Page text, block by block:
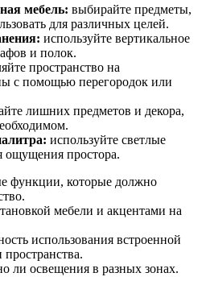
мебель: выбирайте предметы,
для различных целей.
используйте вертикальное
и полок.
пространство на
с помощью перегородок или
лишних предметов и декора,
используйте светлые
ощущения простора.
функции, которые должно
мебели и акцентами на
использования встроенной
ли освещения в разных зонах.